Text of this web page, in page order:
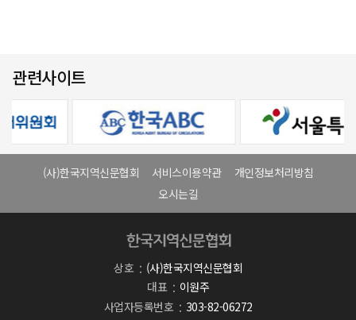
관련사이트
(사)한국지역신문협회 서비스이용약관
개인정보처리방침
오시는길
상호
(사)한국지역신문협회
대표
이원주
사업자등록번호
303-82-06272